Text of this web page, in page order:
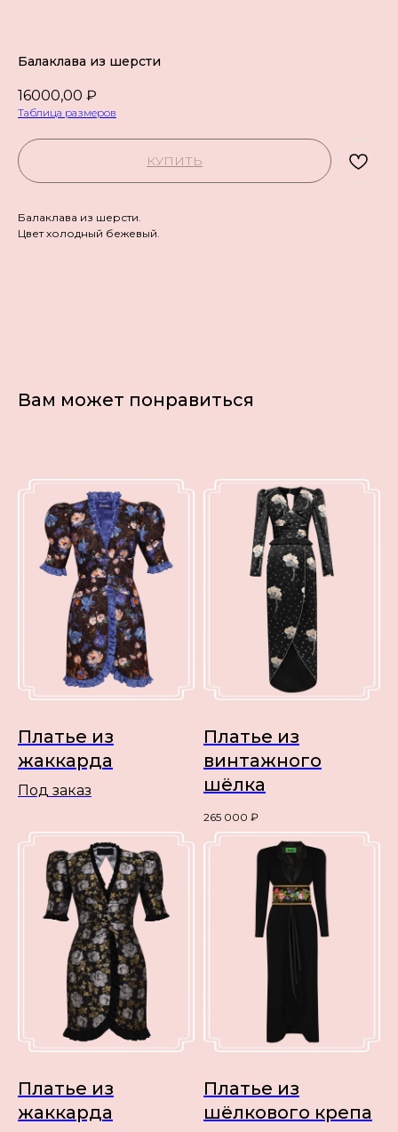
Балаклава из шерсти
16000,00 ₽
Таблица размеров
КУПИТЬ
Балаклава из шерсти.
Цвет холодный бежевый.
Вам может понравиться
Платье из
жаккарда
Под заказ
Платье из
винтажного
шёлка
265 000 ₽
Платье из
жаккарда
Платье из
шёлкового крепа